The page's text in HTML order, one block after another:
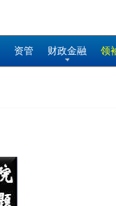
资管 财政金融 领